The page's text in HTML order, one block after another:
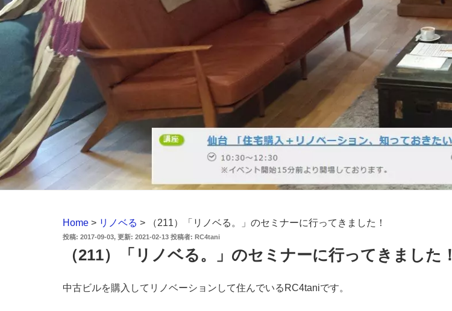
Home > リノベる > （211）「リノベる。」のセミナーに行ってきました！
投
2017-09-03 2021-02-13 投稿者: RC4tani
（211）「リノベる。」のセミナーに行ってきました！
中古ビルを購入してリノベーションして住んでいるRC4taniです。